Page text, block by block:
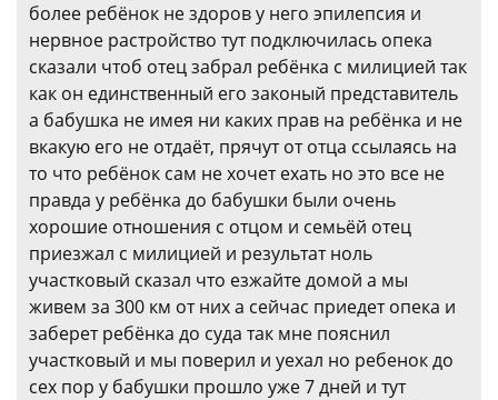
более ребёнок не здоров у него эпилепсия и
нервное растройство тут подключилась опека
сказали чтоб отец забрал ребёнка с милицией так
как он единственный его законый представитель
а бабушка не имея ни каких прав на ребёнка и не
вкакую его не отдаёт, прячут от отца ссылаясь на
то что ребёнок сам не хочет ехать но это все не
правда у ребёнка до бабушки были очень
хорошие отношения с отцом и семьёй отец
приезжал с милицией и результат ноль
участковый сказал что езжайте домой а мы
живем за 300 км от них а сейчас приедет опека и
заберет ребёнка до суда так мне пояснил
участковый и мы поверил и уехал но ребенок до
сех пор у бабушки прошло уже 7 дней и тут